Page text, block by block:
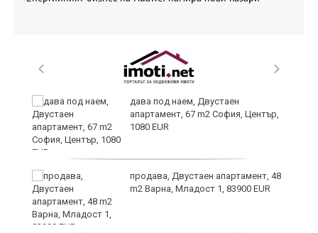
дава под наем, Двустаен
апартамент, 67 m2 София, Център,
1080 EUR
продава, Двустаен апартамент, 48
m2 Варна, Младост 1, 83900 EUR